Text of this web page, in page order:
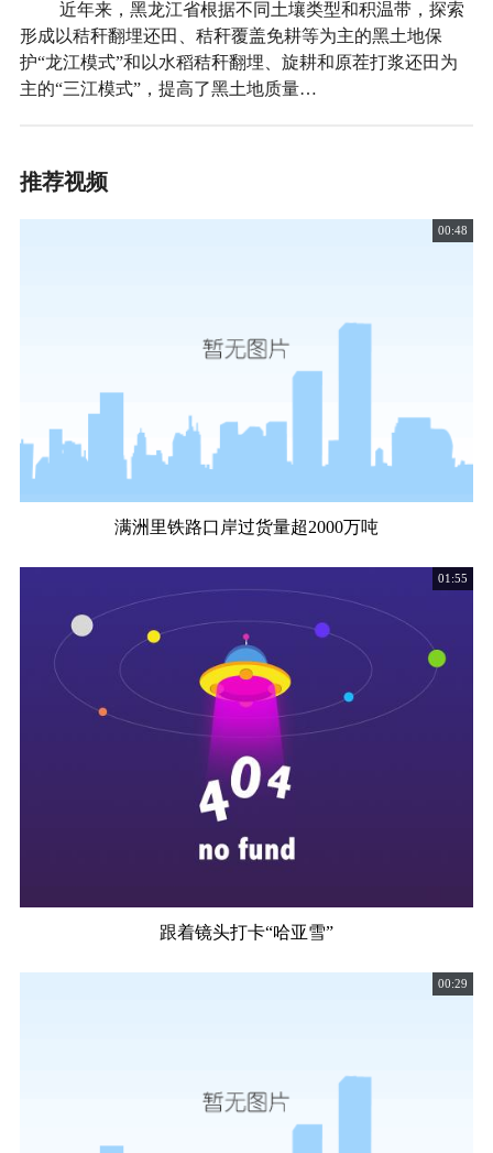
近年来，黑龙江省根据不同土壤类型和积温带，探索
形成以秸秆翻埋还田、秸秆覆盖免耕等为主的黑土地保
护“龙江模式”和以水稻秸秆翻埋、旋耕和原茬打浆还田为
主的“三江模式”，提高了黑土地质量…
推荐视频
满洲里铁路口岸过货量超2000万吨
00:48
跟着镜头打卡“哈亚雪”
01:55
00:29